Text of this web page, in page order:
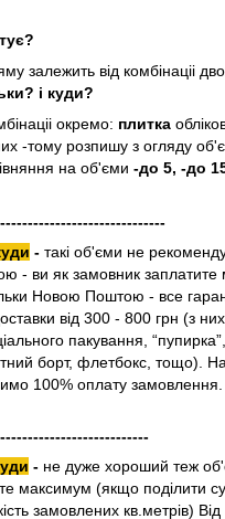
залежить від комбінаціі
і куди?
окремо: плитка
-тому розпишу з огляду
на об'єми -до 5, -до
- такі об'єми не
- ви як замовник заплатите
Новою Поштою - все
від 300 - 800 грн (з
пакування,
борт, флетбокс, тощо). На
100% оплату
- не дуже хороший теж
максимум (якщо поділити
замовлених кв.метрів)